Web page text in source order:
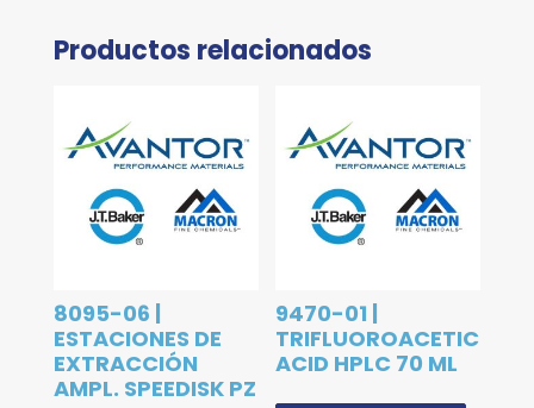
Productos relacionados
8095-06 |
ESTACIONES DE
EXTRACCIÓN
AMPL. SPEEDISK PZ
9470-01 |
TRIFLUOROACETIC
ACID HPLC 70 ML